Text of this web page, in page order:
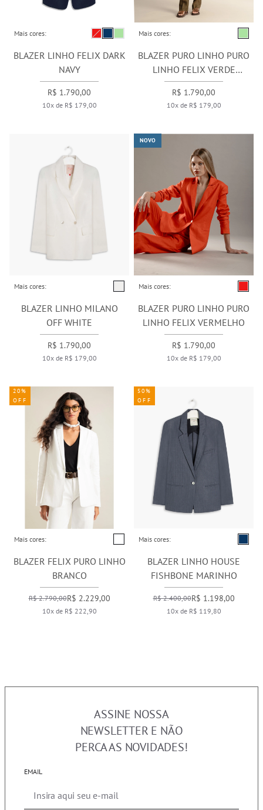
Mais cores:
BLAZER LINHO FELIX DARK
NAVY
R$ 1.790,00
10x de R$ 179,00
Mais cores:
BLAZER PURO LINHO PURO
LINHO FELIX VERDE
MILITAR
R$ 1.790,00
10x de R$ 179,00
Mais cores:
BLAZER LINHO MILANO
OFF WHITE
R$ 1.790,00
10x de R$ 179,00
Mais cores:
BLAZER PURO LINHO PURO
LINHO FELIX VERMELHO
R$ 1.790,00
10x de R$ 179,00
NOVO
Mais cores:
BLAZER FELIX PURO LINHO
BRANCO
R$ 2.790,00R$ 2.229,00
10x de R$ 222,90
20%
OFF
Mais cores:
BLAZER LINHO HOUSE
FISHBONE MARINHO
R$ 2.400,00R$ 1.198,00
10x de R$ 119,80
50%
OFF
ASSINE NOSSA
NEWSLETTER E NÃO
PERCA AS NOVIDADES!
EMAIL